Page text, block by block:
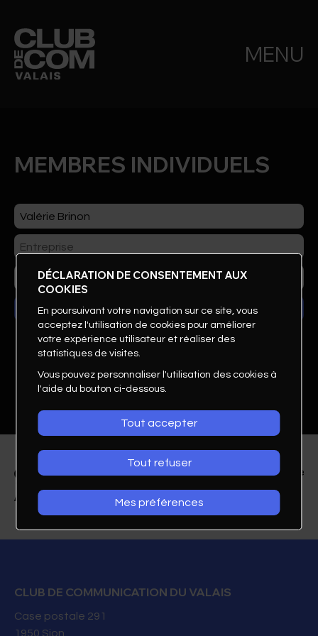
MENU
MEMBRES INDIVIDUELS
Valérie Brinon
027305 21 21
CLUB DE COMMUNICATION DU VALAIS
Case postale 291
1950 Sion
DÉCLARATION DE CONSENTEMENT AUX
COOKIES
En poursuivant votre navigation sur ce site, vous
acceptez l'utilisation de cookies pour améliorer
votre expérience utilisateur et réaliser des
statistiques de visites.
Vous pouvez personnaliser l'utilisation des cookies à
l'aide du bouton ci-dessous.
Tout accepter
Tout refuser
Mes préférences